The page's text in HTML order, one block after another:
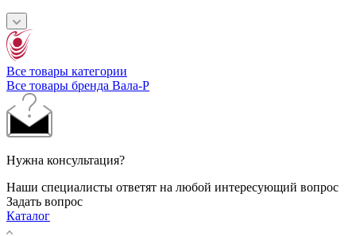
Все товары категории
Все товары бренда Вала-Р
Нужна консультация?
Наши специалисты ответят на любой интересующий вопрос
Задать вопрос
Каталог